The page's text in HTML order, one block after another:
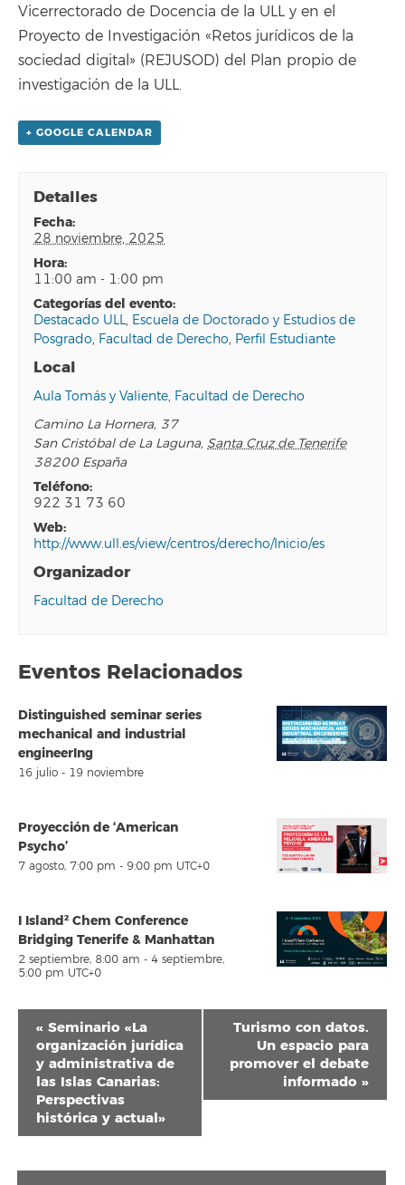
Vicerrectorado de Docencia de la ULL y en el
Proyecto de Investigación «Retos jurídicos de la
sociedad digital» (REJUSOD) del Plan propio de
investigación de la ULL.
+ GOOGLE CALENDAR
Detalles
fecha:
28 noviembre, 2025
hora:
11:00 am - 1:00 pm
categorías del evento:
Destacado ULL, Escuela de Doctorado y Estudios de
Posgrado, Facultad de Derecho, Perfil Estudiante
Local
Aula Tomás y Valiente, Facultad de Derecho
Camino La Hornera, 37
San Cristóbal de La Laguna, Santa Cruz de Tenerife
38200 España
teléfono:
922 31 73 60
web:
http://www.ull.es/view/centros/derecho/Inicio/es
Organizador
Facultad de Derecho
Eventos Relacionados
Distinguished seminar series
mechanical and industrial
engineerIng
16 julio - 19 noviembre
Proyección de ‘American
Psycho’
7 agosto, 7:00 pm - 9:00 pm UTC+0
I Island² Chem Conference
Bridging Tenerife & Manhattan
2 septiembre, 8:00 am - 4 septiembre,
5:00 pm UTC+0
Navegación
del
Evento
« Seminario «La
organización jurídica
y administrativa de
las Islas Canarias:
Perspectivas
histórica y actual»
Turismo con datos.
Un espacio para
promover el debate
informado »